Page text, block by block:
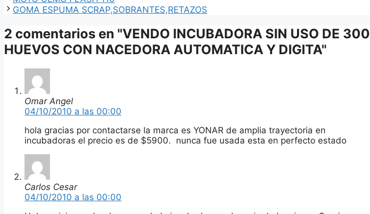
GOMA ESPUMA SCRAP,SOBRANTES,RETAZOS
2 comentarios en "VENDO INCUBADORA SIN USO DE 300
HUEVOS CON NACEDORA AUTOMATICA Y DIGITA"
Omar Angel
04/10/2010 a las 00:00
hola gracias por contactarse la marca es YONAR de amplia trayectoria en
incubadoras el precio es de $5900. nunca fue usada esta en perfecto estado
Carlos Cesar
04/10/2010 a las 00:00